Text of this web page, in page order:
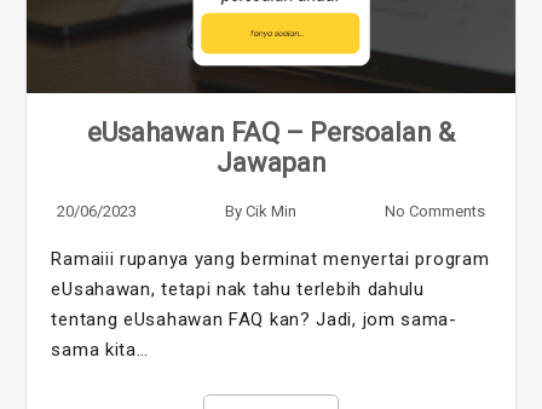
eUsahawan FAQ – Persoalan &
Jawapan
20/06/2023 By Cik Min No Comments
Ramaiii rupanya yang berminat menyertai program
eUsahawan, tetapi nak tahu terlebih dahulu
tentang eUsahawan FAQ kan? Jadi, jom sama-
sama kita…